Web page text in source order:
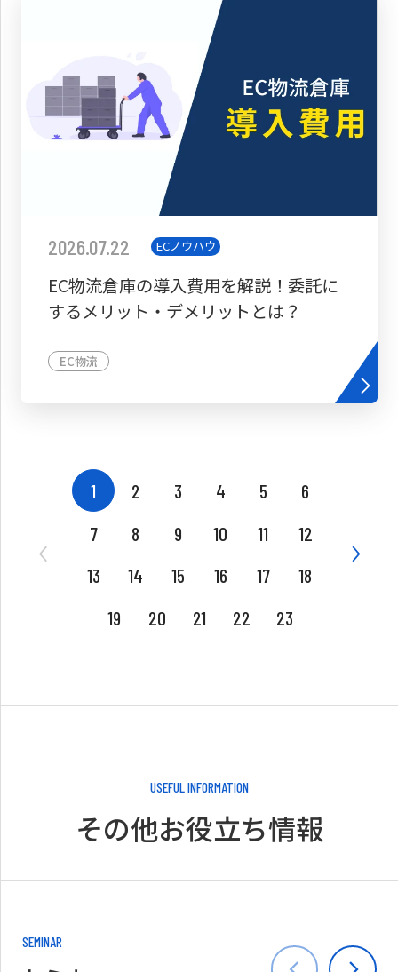
2026.07.22 ECノウハウ
EC物流倉庫の導入費用を解説！委託に
するメリット・デメリットとは？
EC物流
1 2 3 4 5
6
7
8 9 10 11
12
13
14 15 16 17
18
19
20 21 22 23
USEFUL INFORMATION
その他お役立ち情報
SEMINAR